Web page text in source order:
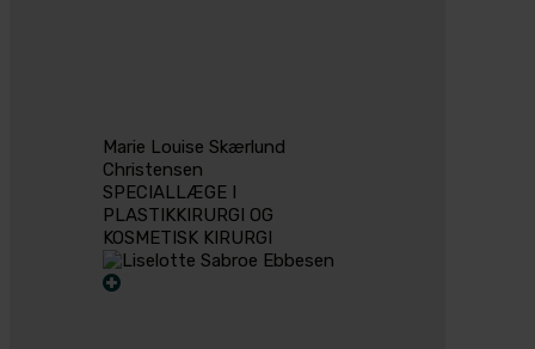
Marie Louise Skærlund
Christensen
SPECIALLÆGE I
PLASTIKKIRURGI OG
KOSMETISK KIRURGI